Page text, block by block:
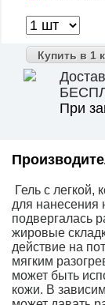
Купить в 1
При
Гель с легкой,
для нанесения
подвергалась
жировые
действие на
мягким
может быть
кожи. В